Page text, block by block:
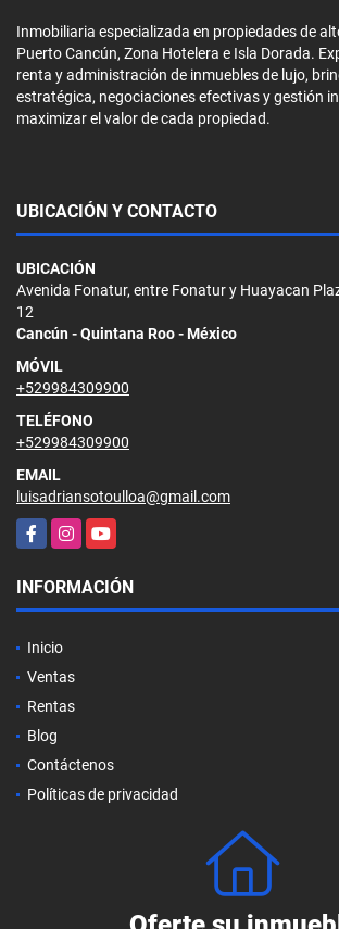
Inmobiliaria especializada en propiedades de
Puerto Cancún, Zona Hotelera e Isla Dorada.
renta y administración de inmuebles de lujo,
estratégica, negociaciones efectivas y gestión
maximizar el valor de cada propiedad.
UBICACIÓN Y CONTACTO
UBICACIÓN
Avenida Fonatur, entre Fonatur y Huayacan
12
Cancún - Quintana Roo - México
MÓVIL
+529984309900
TELÉFONO
+529984309900
EMAIL
luisadriansotoulloa@gmail.com
FacebookInstagramYouTube
INFORMACIÓN
Inicio
Ventas
Rentas
Blog
Contáctenos
Políticas de privacidad